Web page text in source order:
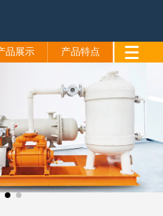
品展示 产品特点